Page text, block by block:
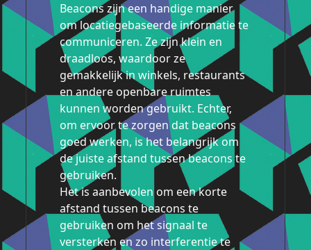
Beacons zijn een handige manier
om locatiegebaseerde informatie te
communiceren. Ze zijn klein en
draadloos, waardoor ze
gemakkelijk in winkels, restaurants
en andere openbare ruimtes
kunnen worden gebruikt. Echter,
om ervoor te zorgen dat beacons
goed werken, is het belangrijk om
de juiste afstand tussen beacons te
gebruiken.
Het is aanbevolen om een korte
afstand tussen beacons te
gebruiken om het signaal te
versterken en zo interferentie te